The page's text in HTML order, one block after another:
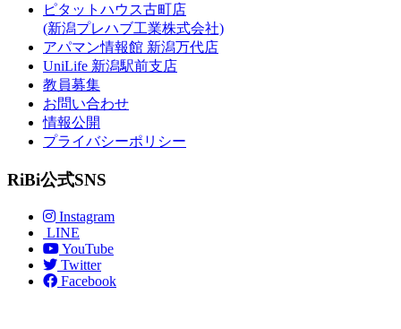
ピタットハウス古町店
(新潟プレハブ工業株式会社)
アパマン情報館 新潟万代店
UniLife 新潟駅前支店
教員募集
お問い合わせ
情報公開
プライバシーポリシー
RiBi公式SNS
Instagram
LINE
YouTube
Twitter
Facebook